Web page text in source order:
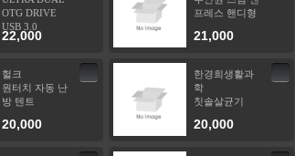
OTG DRIVE
USB 3.0
22,000
프레스 핸디형
21,000
헐크
원터치 자동 난
방 텐트
20,000
한경희생활과
학
칫솔살균기
20,000